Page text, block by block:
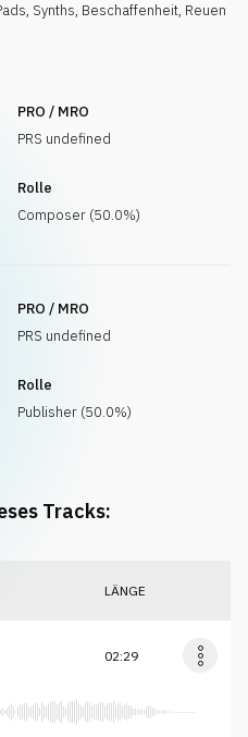
, Synths, Beschaffenheit, Reuen
PRO / MRO
PRS undefined
Rolle
Composer (50.0%)
PRO / MRO
PRS undefined
Rolle
Publisher (50.0%)
Tracks:
LÄNGE
02:29